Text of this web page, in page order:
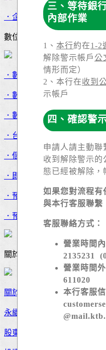
．企業網銀
數位櫃台
．數位匯款
．數位存款
．數位取款
．台幣轉帳
．個人資料變更
．即時線上取號
．預約服務取號
．預約辦理繼承
關於京城
關於京城
永續發展
股東服務
三、等待銀
內部作業
1、 本行約在1-2
解除警示帳戶公
情形而定）
2、本行在收到
示帳戶
四、確認警
申請人請主動聯
收到解除警示的
態已經被解除，
如果您對流程有
與本行客服聯繫
客服聯絡方式：
營業時間
2135231
營業時間
611020
本行客服信